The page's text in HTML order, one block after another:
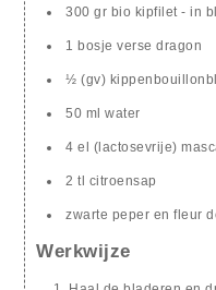
300 gr bio kipfilet - in
1 bosje verse dragon
½ (gv)
50 ml water
4 el (lactosevrije)
2 tl citroensap
zwarte peper en fleur
Werkwijze